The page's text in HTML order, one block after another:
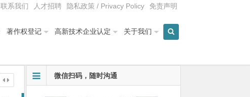
联系我们 人才招聘 隐私政策 / Privacy Policy 免责声明
著作权登记 高新技术企业认定 关于我们
微信扫码，随时沟通